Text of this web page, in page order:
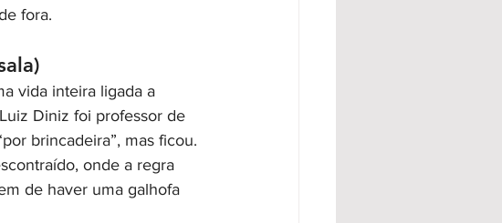
fora.
vida inteira ligada a
Diniz foi professor de
brincadeira”, mas ficou.
onde a regra
de haver uma galhofa